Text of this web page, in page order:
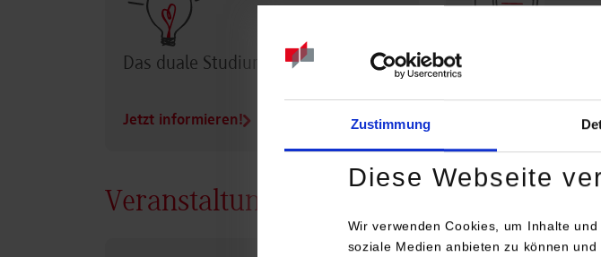
Zustimmung
Diese Webseite
Wir verwenden Cookies, um Inhalte
soziale Medien anbieten zu können
Das duale Studium im Überblick
Jetzt informieren! Profil der DHBW
Veranstaltungen